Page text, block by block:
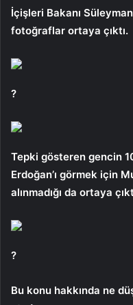
İçişleri Bakanı
fotoğraflar ortaya çıktı.
?
Tepki gösteren gencin
Erdoğan’ı görmek için
alınmadığı da ortaya
?
Bu konu hakkında ne